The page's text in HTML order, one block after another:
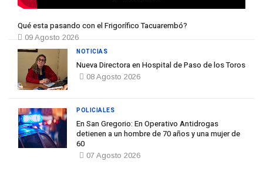
Qué esta pasando con el Frigorífico Tacuarembó?
09 Agosto 2026
Nueva Directora en Hospital de Paso de los Toros
08 Agosto 2026
NOTICIAS
En San Gregorio: En Operativo Antidrogas
detienen a un hombre de 70 años y una mujer de
60
07 Agosto 2026
POLICIALES